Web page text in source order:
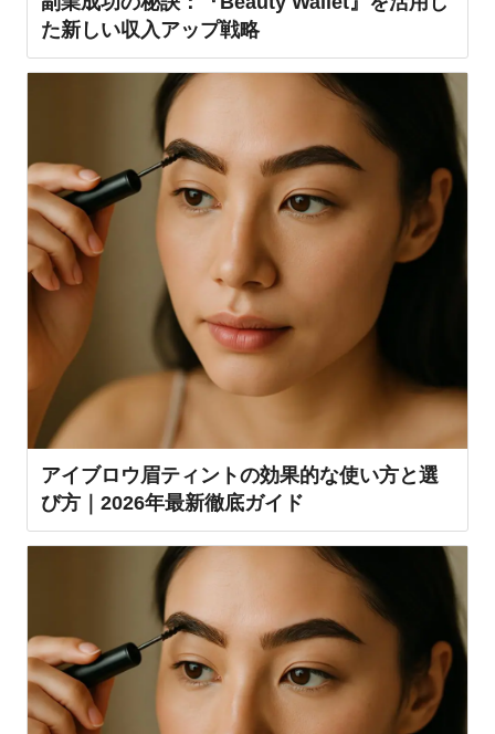
た新しい収入アップ戦略
アイブロウ眉ティントの効果的な使い方と選
び方｜2026年最新徹底ガイド